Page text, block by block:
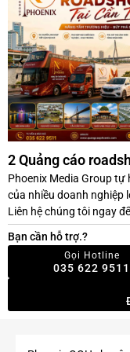
2 Quảng cáo
Phoenix Media Group
của nhiều doanh nghiệp
Liên hệ chúng tôi ngay
Bạn cần hỗ trợ.?
Gọi Hotline
035 622 9511